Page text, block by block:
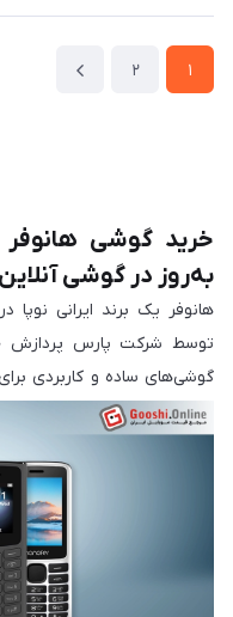
1
2
خرید گوشی
به‌روز در گوشی آنلاین
توسط شرکت پارس پردازش
گوشی‌های ساده و کاربردی برای
برند با تکیه بر طراحی
سرعت جایگاه خود را در
گوشی‌های هانوفر عمدتاً در
می‌گیرند و برای کاربرانی
مقاوم، باکیفیت و
نظیر دو سیم‌کارت فعال،